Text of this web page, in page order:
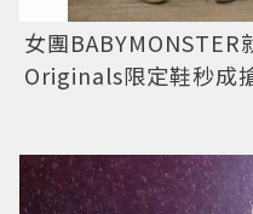
女團
Originals限定鞋秒成